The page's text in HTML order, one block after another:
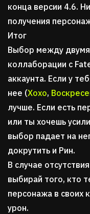
конца версии 4.6.
получения
Итог
Выбор между
коллаборации с
аккаунта. Если у
нее (Хохо,
лучше. Если есть
или ты хочешь
выбор падает на
докрутить и Рин.
В случае
выбирай того, кто
персонажа в своих
урон.